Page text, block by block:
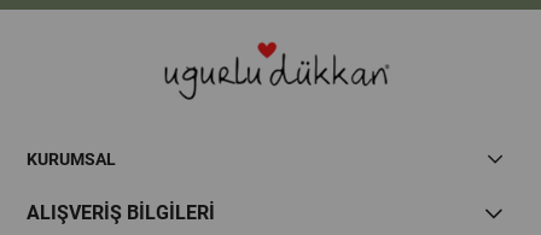
KURUMSAL
ALIŞVERİŞ BİLGİLERİ